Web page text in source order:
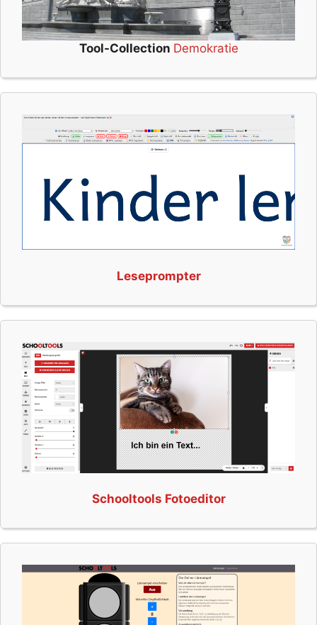
Tool-Collection Demokratie
Leseprompter
Schooltools Fotoeditor